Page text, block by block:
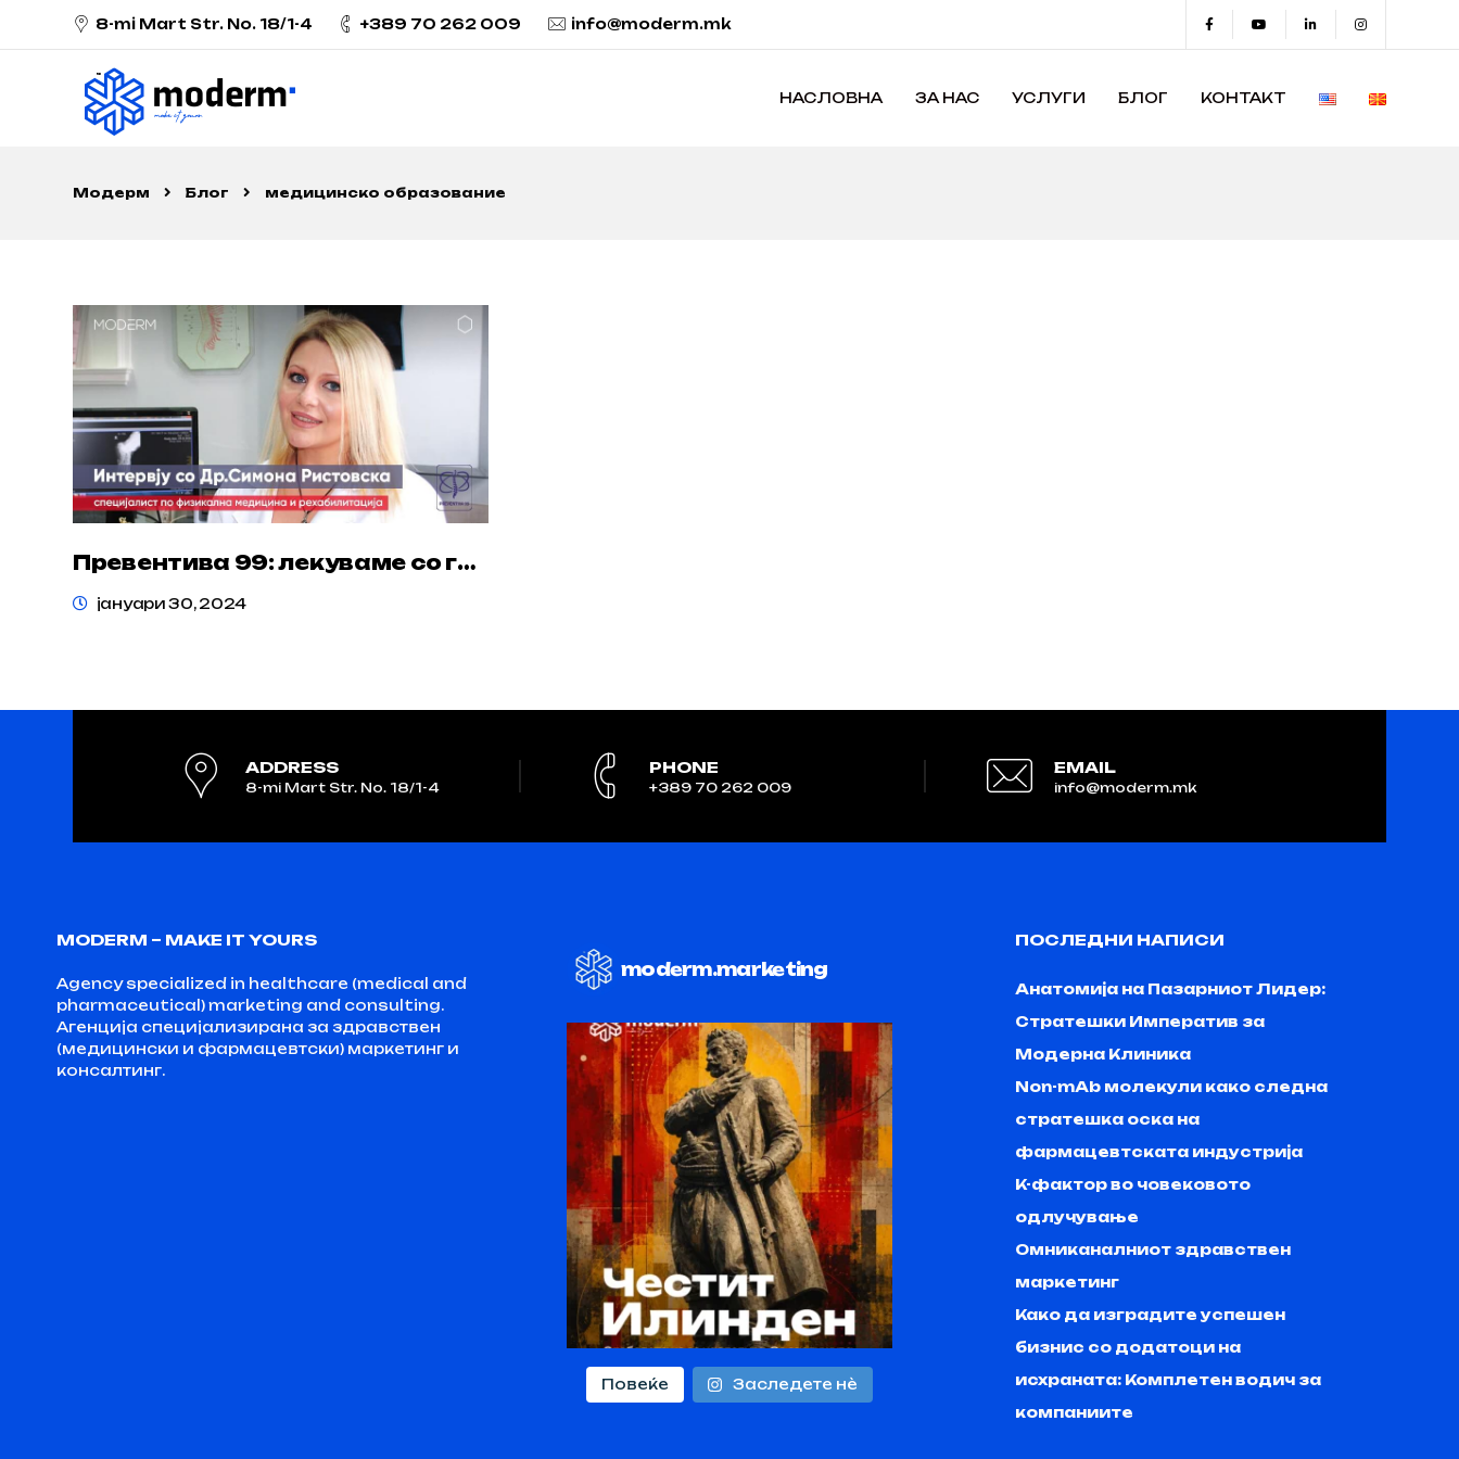
8-mi Mart Str. No. 18/1-4 +389 70 262 009 info@moderm.mk
НАСЛОВНА ЗА НАС УСЛУГИ БЛОГ КОНТАКТ
Модерм Блог медицинско образование
Превентива 99: лекуваме со грижа, водиме со иновација!
јануари 30, 2024
ADDRESS
8-mi Mart Str. No. 18/1-4
PHONE
+389 70 262 009
EMAIL
info@moderm.mk
MODERM – MAKE IT YOURS
Agency specialized in healthcare (medical and
pharmaceutical) marketing and consulting.
Агенција специјализирана за здравствен
(медицински и фармацевтски) маркетинг и
консалтинг.
moderm.marketing
Повеќе Заследете нѐ
ПОСЛЕДНИ НАПИСИ
Анатомија на Пазарниот Лидер:
Стратешки Императив за
Модерна Клиника
Non-mAb молекули како следна
стратешка оска на
фармацевтската индустрија
K-фактор во човековото
одлучување
Омниканалниот здравствен
маркетинг
Како да изградите успешен
бизнис со додатоци на
исхраната: Комплетен водич за
компаниите